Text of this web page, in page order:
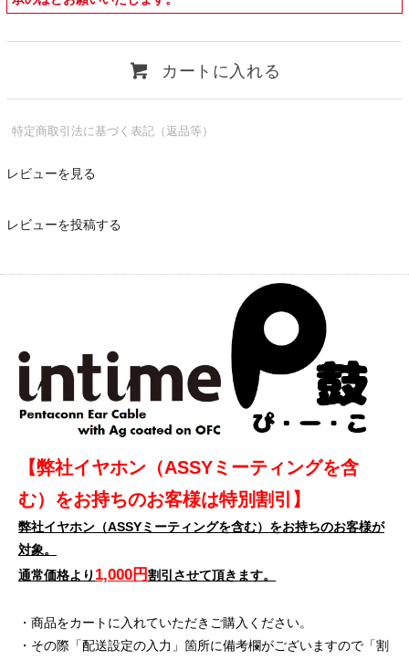
カートに入れる
特定商取引法に基づく表記（返品等）
レビューを見る
レビューを投稿する
【弊社イヤホン（ASSYミーティングを含
む）をお持ちのお客様は特別割引】
弊社イヤホン（ASSYミーティングを含む）をお持ちのお客様が
対象。
通常価格より 1,000円割引させて頂きます。
・商品をカートに入れていただきご購入ください。
・その際「配送設定の入力」箇所に備考欄がございますので「割